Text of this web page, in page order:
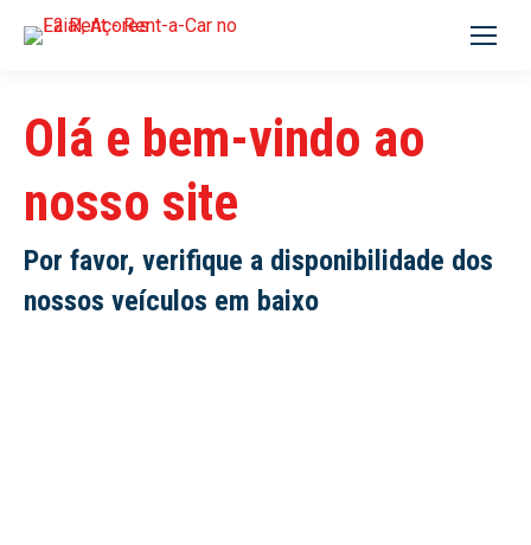
Procurar:
Olá e bem-vindo ao
nosso site
Por favor, verifique a disponibilidade dos
nossos veículos em baixo